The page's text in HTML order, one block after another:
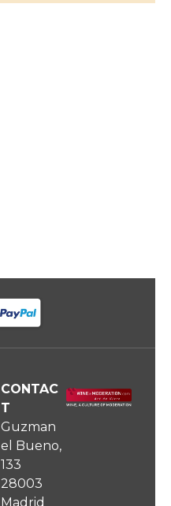
CONTAC
T
Guzman
el Bueno,
133
28003
Madrid